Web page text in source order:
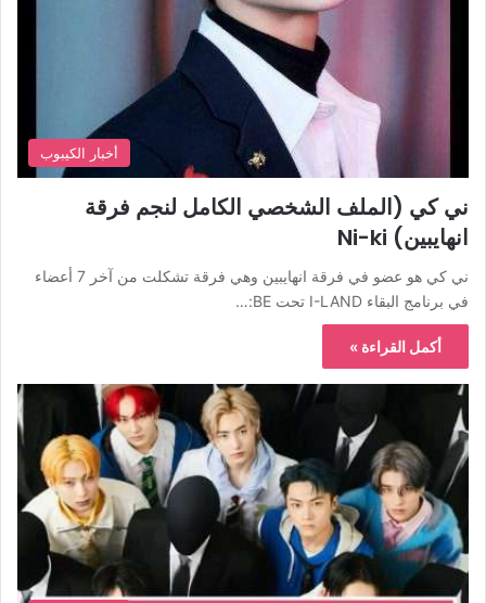
أخبار الكيبوب
ني كي (الملف الشخصي الكامل لنجم فرقة
انهايبين) Ni-ki
ني كي هو عضو في فرقة انهايبين وهي فرقة تشكلت من آخر 7 أعضاء
في برنامج البقاء I-LAND تحت BE:…
أكمل القراءة »